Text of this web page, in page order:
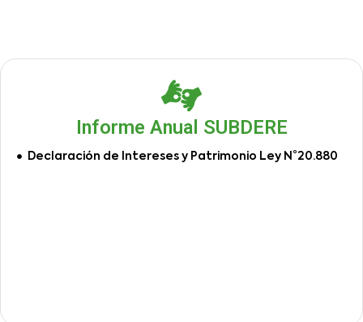
Informe Anual SUBDERE
Declaración de Intereses y Patrimonio Ley N°20.880